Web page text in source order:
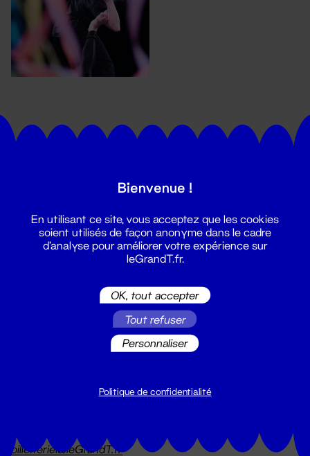
Grand T :
billetterie@leGrandT.fr
Bienvenue !
En utilisant ce site, vous acceptez que les cookies
soient utilisés de façon anonyme dans le cadre
d'analyse pour améliorer votre expérience sur
leGrandT.fr.
OK, tout accepter
Tout refuser
Personnaliser
Politique de confidentialité